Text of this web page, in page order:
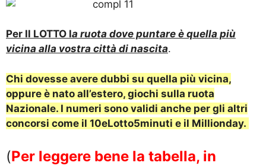
Per Il LOTTO la ruota dove puntare è quella più
vicina alla vostra città di nascita.
Chi dovesse avere dubbi su quella più vicina,
oppure è nato all’estero, giochi sulla ruota
Nazionale. I numeri sono validi anche per gli altri
concorsi come il 10eLotto5minuti e il Millionday.
(Per leggere bene la tabella, in